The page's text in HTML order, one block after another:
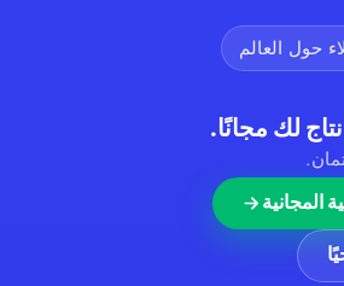
حول العالم
لك مجانًا.
المجانية